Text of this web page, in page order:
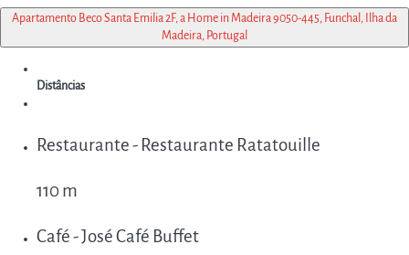
Apartamento Beco Santa Emilia 2F, a Home in Madeira 9050-445, Funchal, Ilha da
Madeira, Portugal
Distâncias
Restaurante - Restaurante Ratatouille
110 m
Café - José Café Buffet